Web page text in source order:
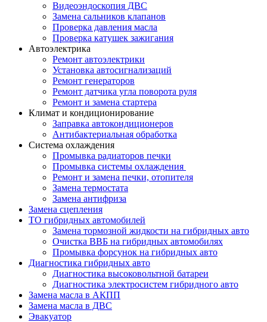
Видеоэндоскопия ДВС
Замена сальников клапанов
Проверка давления масла
Проверка катушек зажигания
Автоэлектрика
Ремонт автоэлектрики
Установка автосигнализаций
Ремонт генераторов
Ремонт датчика угла поворота руля
Ремонт и замена стартера
Климат и кондиционирование
Заправка автокондиционеров
Антибактериальная обработка
Система охлаждения
Промывка радиаторов печки
Промывка системы охлаждения
Ремонт и замена печки, отопителя
Замена термостата
Замена антифриза
Замена сцепления
ТО гибридных автомобилей
Замена тормозной жидкости на гибридных авто
Очистка ВВБ на гибридных автомобилях
Промывка форсунок на гибридных авто
Диагностика гибридных авто
Диагностика высоковольтной батареи
Диагностика электросистем гибридного авто
Замена масла в АКПП
Замена масла в ДВС
Эвакуатор